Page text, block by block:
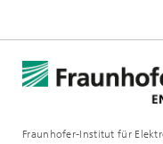
Fraunhofer-Institut für